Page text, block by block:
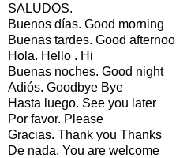
SALUDOS.
Buenos días. Good morning
Buenas tardes. Good
Hola. Hello . Hi
Buenas noches. Good night
Adiós. Goodbye Bye
Hasta luego. See you later
Por favor. Please
Gracias. Thank you Thanks
De nada. You are welcome